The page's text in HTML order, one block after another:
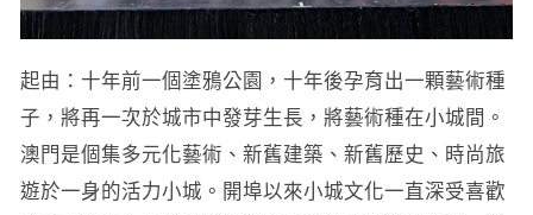
起由：十年前一個塗鴉公園，十年後孕育出一顆藝術種
子，將再一次於城市中發芽生長，將藝術種在小城間。
澳門是個集多元化藝術、新舊建築、新舊歷史、時尚旅
遊於一身的活力小城。開埠以來小城文化一直深受喜歡